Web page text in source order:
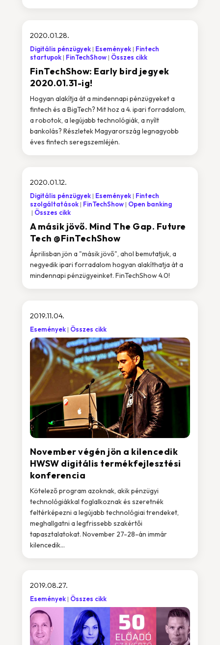
FinTechShow: Early bird jegyek
2020.01.31-ig!
2020.01.28.
Digitális pénzügyek Események
Fintech
startupok
FinTechShow Összes cikk
Hogyan alakítja át a mindennapi pénzügyeket a
fintech és a BigTech? Mit hoz a 4. ipari forradalom,
a robotok, a legújabb technológiák, a nyílt
bankolás? Részletek Magyarország legnagyobb
éves fintech seregszemléjén.
A másik jövő. Mind The Gap. Future
Tech @FinTechShow
2020.01.12.
Digitális pénzügyek Események
Fintech
szolgáltatások
FinTechShow
Open banking
Összes cikk
Áprilisban jön a "másik jövő", ahol bemutatjuk, a
negyedik ipari forradalom hogyan alakíthatja át a
mindennapi pénzügyeinket. FinTechShow 4.0!
November végén jön a kilencedik
HWSW digitális termékfejlesztési
konferencia
2019.11.04.
Események Összes cikk
Kötelező program azoknak, akik pénzügyi
technológiákkal foglalkoznak és szeretnék
feltérképezni a legújabb technológiai trendeket,
meghallgatni a legfrissebb szakértői
tapasztalatokat. November 27-28-án immár
kilencedik...
2019.08.27.
Események Összes cikk